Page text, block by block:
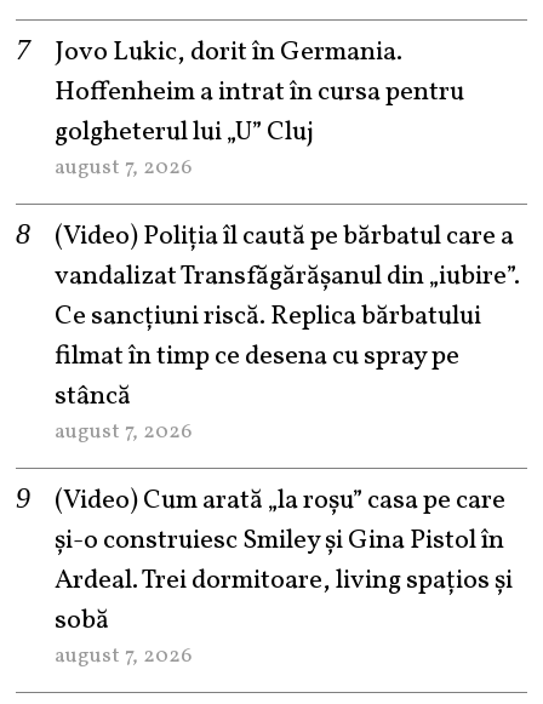
Jovo Lukic, dorit în Germania.
Hoffenheim a intrat în cursa pentru
golgheterul lui „U” Cluj
august 7, 2026
(Video) Poliția îl caută pe bărbatul care a
vandalizat Transfăgărășanul din „iubire”.
Ce sancțiuni riscă. Replica bărbatului
filmat în timp ce desena cu spray pe
stâncă
august 7, 2026
(Video) Cum arată „la roşu” casa pe care
şi-o construiesc Smiley şi Gina Pistol în
Ardeal. Trei dormitoare, living spațios și
sobă
august 7, 2026